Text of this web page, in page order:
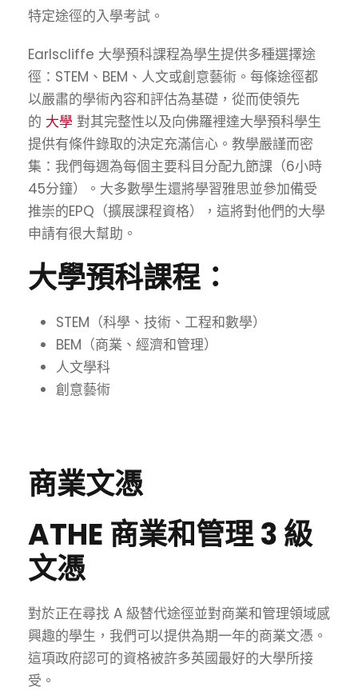
特定途徑的入學考試。
Earlscliffe 大學預科課程為學生提供多種選擇途
徑：STEM、BEM、人文或創意藝術。每條途徑都
以嚴肅的學術內容和評估為基礎，從而使領先
的 大學 對其完整性以及向佛羅裡達大學預科學生
提供有條件錄取的決定充滿信心。教學嚴謹而密
集：我們每週為每個主要科目分配九節課（6小時
45分鐘）。大多數學生還將學習雅思並參加備受
推崇的EPQ（擴展課程資格），這將對他們的大學
申請有很大幫助。
大學預科課程：
STEM（科學、技術、工程和數學）
BEM（商業、經濟和管理）
人文學科
創意藝術
商業文憑
ATHE 商業和管理 3 級
文憑
對於正在尋找 A 級替代途徑並對商業和管理領域感
興趣的學生，我們可以提供為期一年的商業文憑。
這項政府認可的資格被許多英國最好的大學所接
受。